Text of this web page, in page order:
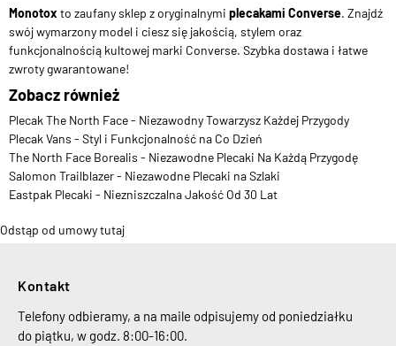
Monotox to zaufany sklep z oryginalnymi plecakami Converse. Znajdź
swój wymarzony model i ciesz się jakością, stylem oraz
funkcjonalnością kultowej marki Converse. Szybka dostawa i łatwe
zwroty gwarantowane!
Zobacz również
Plecak The North Face - Niezawodny Towarzysz Każdej Przygody
Plecak Vans - Styl i Funkcjonalność na Co Dzień
The North Face Borealis - Niezawodne Plecaki Na Każdą Przygodę
Salomon Trailblazer - Niezawodne Plecaki na Szlaki
Eastpak Plecaki - Niezniszczalna Jakość Od 30 Lat
Odstąp od umowy tutaj
Kontakt
Telefony odbieramy, a na maile odpisujemy od poniedziałku
do piątku, w godz. 8:00-16:00.